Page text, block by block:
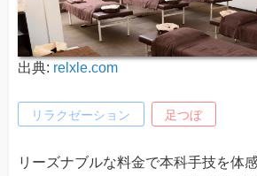
出典: relxle.com
リラクゼーション 足つぼ
リーズナブルな料金で本科手技を体